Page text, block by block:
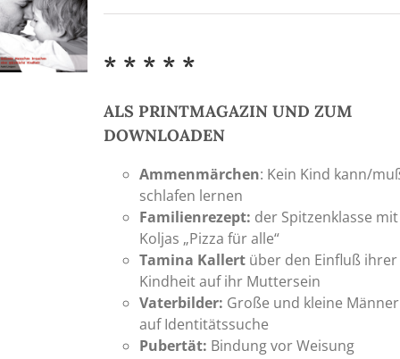
* * * * *
ALS PRINTMAGAZIN UND ZUM
DOWNLOADEN
Ammenmärchen: Kein Kind kann/
schlafen lernen
Familienrezept: der Spitzenklasse mit
Koljas „Pizza für alle“
Tamina Kallert über den Einfluß ihrer
Kindheit auf ihr Muttersein
Vaterbilder: Große und kleine Männer
auf Identitätssuche
Pubertät: Bindung vor Weisung